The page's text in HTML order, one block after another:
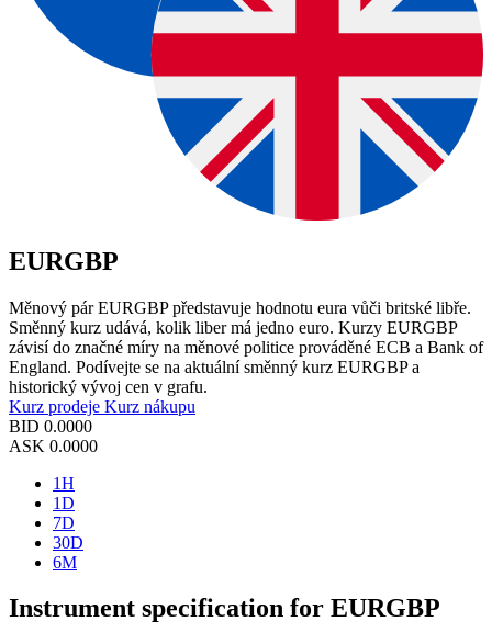
EURGBP
Měnový pár EURGBP představuje hodnotu eura vůči britské libře.
Směnný kurz udává, kolik liber má jedno euro. Kurzy EURGBP
závisí do značné míry na měnové politice prováděné ECB a Bank of
England. Podívejte se na aktuální směnný kurz EURGBP a
historický vývoj cen v grafu.
Kurz prodeje Kurz nákupu
BID 0.0000
ASK 0.0000
1H
1D
7D
30D
6M
Instrument specification for EURGBP